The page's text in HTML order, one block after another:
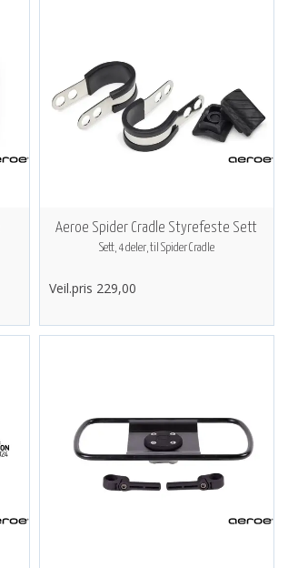
Aeroe Spider Cradle Styrefeste Sett
Sett, 4 deler, til Spider Cradle
Veil.pris 229,00